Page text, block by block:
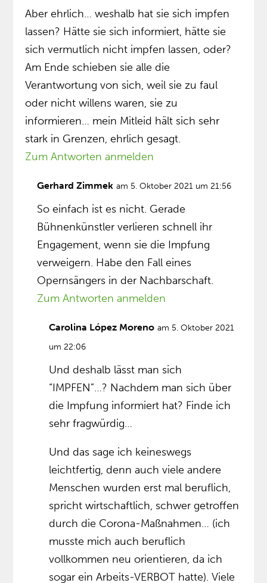
Aber ehrlich… weshalb hat sie sich impfen
lassen? Hätte sie sich informiert, hätte sie
sich vermutlich nicht impfen lassen, oder?
Am Ende schieben sie alle die
Verantwortung von sich, weil sie zu faul
oder nicht willens waren, sie zu
informieren… mein Mitleid hält sich sehr
stark in Grenzen, ehrlich gesagt.
Zum Antworten anmelden
Gerhard Zimmek am 5. Oktober 2021 um 21:56
So einfach ist es nicht. Gerade
Bühnenkünstler verlieren schnell ihr
Engagement, wenn sie die Impfung
verweigern. Habe den Fall eines
Opernsängers in der Nachbarschaft.
Zum Antworten anmelden
Carolina López Moreno am 5. Oktober 2021
um 22:06
Und deshalb lässt man sich
“IMPFEN”…? Nachdem man sich über
die Impfung informiert hat? Finde ich
sehr fragwürdig…
Und das sage ich keineswegs
leichtfertig, denn auch viele andere
Menschen wurden erst mal beruflich,
spricht wirtschaftlich, schwer getroffen
durch die Corona-Maßnahmen… (ich
musste mich auch beruflich
vollkommen neu orientieren, da ich
sogar ein Arbeits-VERBOT hatte). Viele